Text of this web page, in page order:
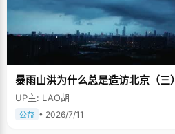
暴雨山洪为什么总是造访北京（三）
UP主: LAO胡
公益 • 2026/7/11